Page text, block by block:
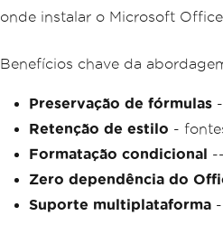
onde instalar o Microsoft
Benefícios chave da
Preservação de fórmulas
Retenção de estilo -
Formatação condicional
Zero dependência do
Suporte multiplataforma